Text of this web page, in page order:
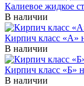
Калиевое жидкое
В наличии
Кирпич класс «А»
В наличии
Кирпич класс «Б»
В наличии